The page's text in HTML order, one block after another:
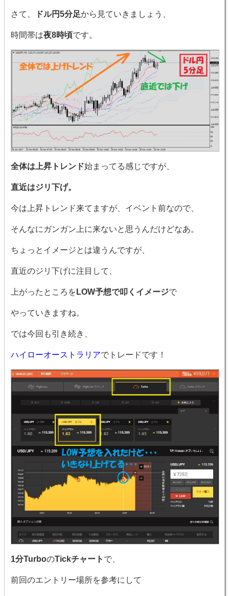
さて、 ドル円5分足から見ていきましょう、
時間帯は夜8時頃です。
全体は上昇トレンド始まってる感じですが、
直近はジリ下げ。
今は上昇トレンド来てますが、イベント前なので、
そんなにガンガン上に来ないと思うんだけどなあ。
ちょっとイメージとは違うんですが、
直近のジリ下げに注目して、
上がったところを LOW予想で叩くイメージで
やっていきますね。
では今回も引き続き、
ハイローオーストラリアでトレードです！
1分TurboのTickチャート で、
前回のエントリー場所を参考にして